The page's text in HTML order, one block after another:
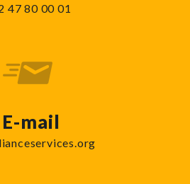
47 80 00 01
E-mail